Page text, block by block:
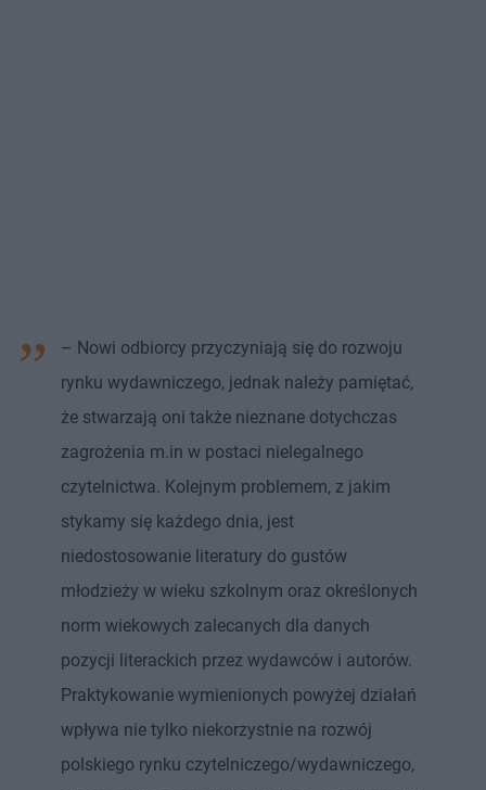
– Nowi odbiorcy przyczyniają się do rozwoju
rynku wydawniczego, jednak należy pamiętać,
że stwarzają oni także nieznane dotychczas
zagrożenia m.in w postaci nielegalnego
czytelnictwa. Kolejnym problemem, z jakim
stykamy się każdego dnia, jest
niedostosowanie literatury do gustów
młodzieży w wieku szkolnym oraz określonych
norm wiekowych zalecanych dla danych
pozycji literackich przez wydawców i autorów.
Praktykowanie wymienionych powyżej działań
wpływa nie tylko niekorzystnie na rozwój
polskiego rynku czytelniczego/wydawniczego,